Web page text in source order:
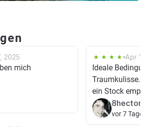
2025
mich
Apr 12,
Ideale
Traumkulisse.
ein Stock
8hector8
vor 7 Tagen